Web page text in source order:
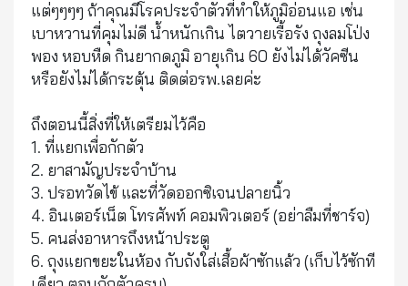
แต่ๆๆๆๆ ถ้าคุณมีโรคประจำตัวที่ทำให้ภูมิอ่อนแอ เช่น
เบาหวานที่คุมไม่ดี น้ำหนักเกิน ไตวายเรื้อรัง ถุงลมโป่ง
พอง หอบหืด กินยากดภูมิ อายุเกิน 60 ยังไม่ได้วัคซีน
หรือยังไม่ได้กระตุ้น ติดต่อรพ.เลยค่ะ
ถึงตอนนี้สิ่งที่ให้เตรียมไว้คือ
1. ที่แยกเพื่อกักตัว
2. ยาสามัญประจำบ้าน
3. ปรอทวัดไข้ และที่วัดออกซิเจนปลายนิ้ว
4. อินเตอร์เน็ต โทรศัพท์ คอมพิวเตอร์ (อย่าลืมที่ชาร์จ)
5. คนส่งอาหารถึงหน้าประตู
6. ถุงแยกขยะในห้อง กับถังใส่เสื้อผ้าซักแล้ว (เก็บไว้ซักที